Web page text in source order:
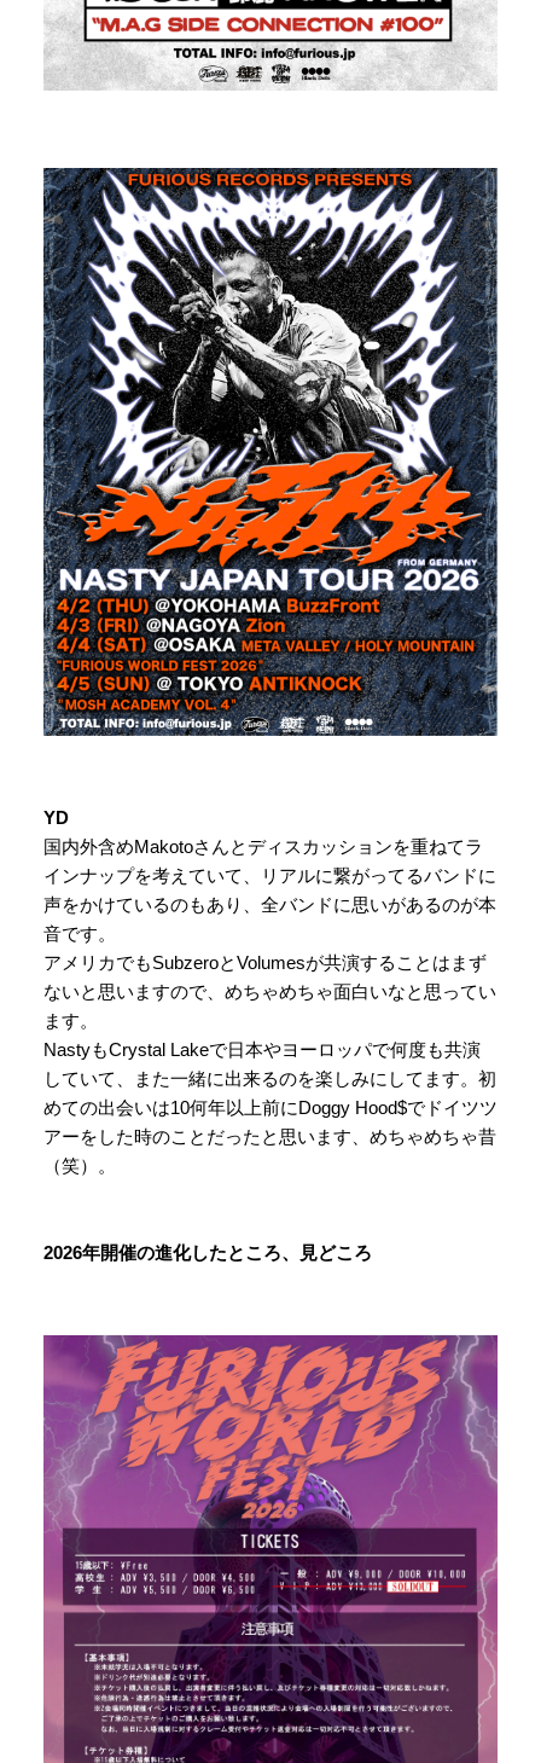
YD
国内外含めMakotoさんとディスカッションを重ねてラ
インナップを考えていて、リアルに繋がってるバンドに
声をかけているのもあり、全バンドに思いがあるのが本
音です。
アメリカでもSubzeroとVolumesが共演することはまず
ないと思いますので、めちゃめちゃ面白いなと思ってい
ます。
NastyもCrystal Lakeで日本やヨーロッパで何度も共演
していて、また一緒に出来るのを楽しみにしてます。初
めての出会いは10何年以上前にDoggy Hood$でドイツツ
アーをした時のことだったと思います、めちゃめちゃ昔
（笑）。
2026年開催の進化したところ、見どころ